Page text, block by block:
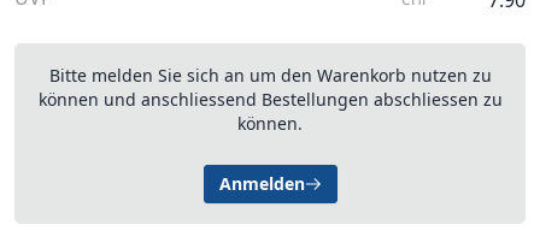
Bitte melden Sie sich an um den Warenkorb nutzen zu
können und anschliessend Bestellungen abschliessen zu
können.
Anmelden